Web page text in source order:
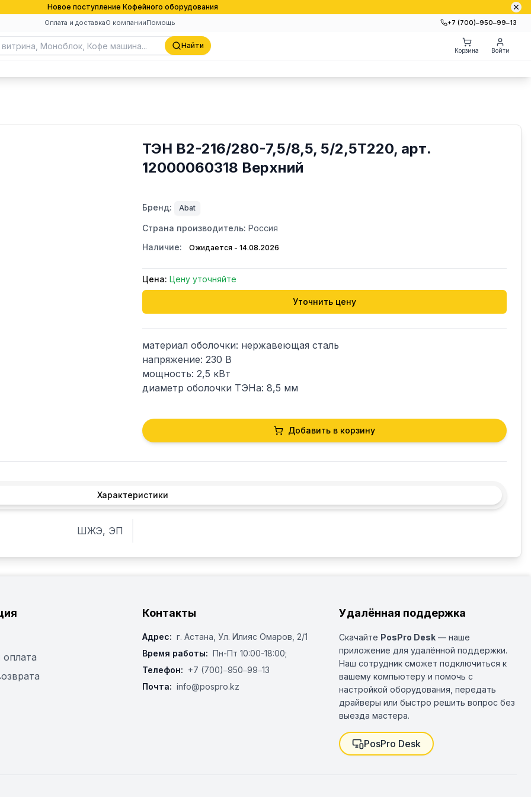
Новое поступление Кофейного оборудования
Оплата и доставкаО компанииПомощь +7 (700)‒950‒99‒13
Найти
Корзина Войти
ТЭН В2-216/280-7,5/8,5, 5/2,5Т220, арт.
12000060318 Верхний
Бренд: Abat
Страна производитель: Россия
Наличие:
Ожидается - 14.08.2026
Цена: Цену уточняйте
Уточнить цену
материал оболочки: нержавеющая сталь
напряжение: 230 В
мощность: 2,5 кВт
диаметр оболочки ТЭНа: 8,5 мм
Добавить в корзину
Характеристики
ШЖЭ, ЭП
Контакты
Адрес: г. Астана, ​Ул. Илияс Омаров, 2/1
Время работы: Пн-Пт 10:00-18:00;
Телефон: +7 (700)‒950‒99‒13
Почта: info@pospro.kz
Удалённая поддержка
Скачайте PosPro Desk — наше
приложение для удалённой поддержки.
Наш сотрудник сможет подключиться к
вашему компьютеру и помочь с
настройкой оборудования, передать
драйверы или быстро решить вопрос без
выезда мастера.
PosPro Desk